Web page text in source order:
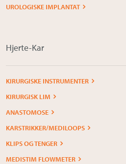
UROLOGISKE IMPLANTAT
Hjerte-Kar
KIRURGISKE INSTRUMENTER
KIRURGISK LIM
ANASTOMOSE
KARSTRIKKER/MEDILOOPS
KLIPS OG TENGER
MEDISTIM FLOWMETER